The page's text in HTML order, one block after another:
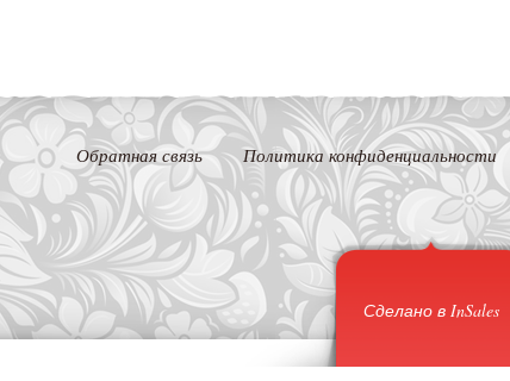
Обратная связь Политика конфиденциальности
Сделано в InSales